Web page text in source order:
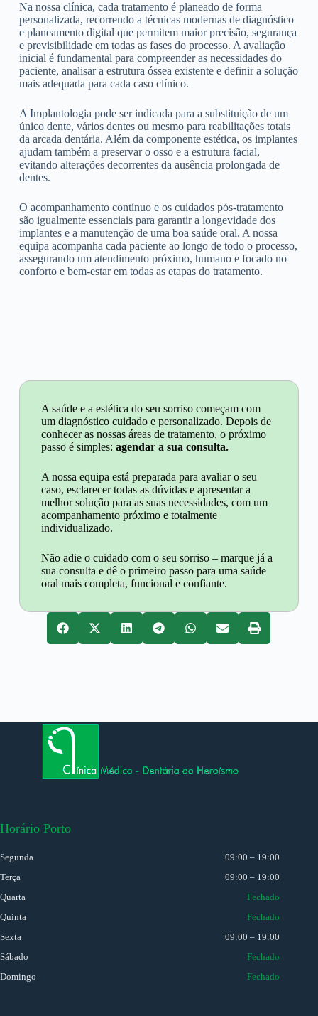
Na nossa clínica, cada tratamento é planeado de forma
personalizada, recorrendo a técnicas modernas de diagnóstico
e planeamento digital que permitem maior precisão, segurança
e previsibilidade em todas as fases do processo. A avaliação
inicial é fundamental para compreender as necessidades do
paciente, analisar a estrutura óssea existente e definir a solução
mais adequada para cada caso clínico.
A Implantologia pode ser indicada para a substituição de um
único dente, vários dentes ou mesmo para reabilitações totais
da arcada dentária. Além da componente estética, os implantes
ajudam também a preservar o osso e a estrutura facial,
evitando alterações decorrentes da ausência prolongada de
dentes.
O acompanhamento contínuo e os cuidados pós-tratamento
são igualmente essenciais para garantir a longevidade dos
implantes e a manutenção de uma boa saúde oral. A nossa
equipa acompanha cada paciente ao longo de todo o processo,
assegurando um atendimento próximo, humano e focado no
conforto e bem-estar em todas as etapas do tratamento.
A saúde e a estética do seu sorriso começam com
um diagnóstico cuidado e personalizado. Depois de
conhecer as nossas áreas de tratamento, o próximo
passo é simples: agendar a sua consulta.
A nossa equipa está preparada para avaliar o seu
caso, esclarecer todas as dúvidas e apresentar a
melhor solução para as suas necessidades, com um
acompanhamento próximo e totalmente
individualizado.
Não adie o cuidado com o seu sorriso – marque já a
sua consulta e dê o primeiro passo para uma saúde
oral mais completa, funcional e confiante.
Horário Porto
Segunda
09:00 – 19:00
Terça
09:00 – 19:00
Quarta
Fechado
Quinta
Fechado
Sexta
09:00 – 19:00
Sábado
Fechado
Domingo
Fechado